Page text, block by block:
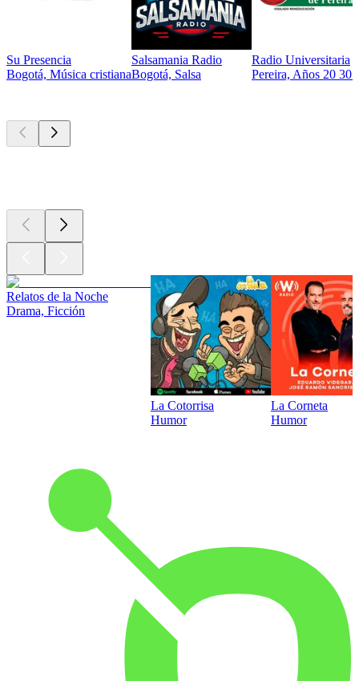
Su Presencia
Bogotá, Música cristiana
Salsamania Radio
Bogotá, Salsa
Radio Universitaria
Pereira, Años 20 30
Relatos de la Noche
Drama, Ficción
La Cotorrisa
Humor
La Corneta
Humor